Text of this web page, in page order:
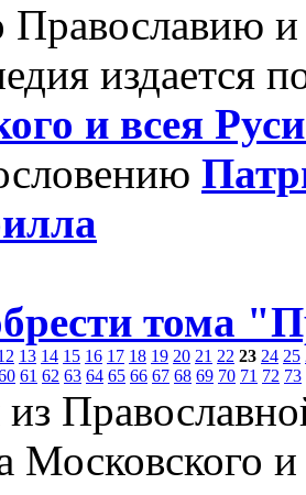
Православию
издается
и всея
тома
13 14 15 16 17 18 19 20 21 22 23 24 25
61 62 63 64 65 66 67 68 69 70 71 72 73
Московского